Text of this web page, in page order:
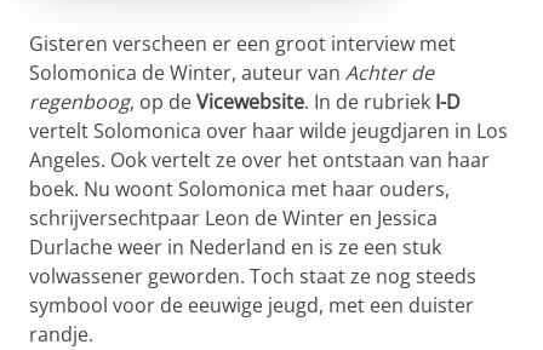
Gisteren verscheen er een groot interview met
Solomonica de Winter, auteur van Achter de
regenboog, op deVicewebsite. In de rubriek I-D
vertelt Solomonica over haar wilde jeugdjaren in Los
Angeles. Ook vertelt ze over het ontstaan van haar
boek. Nu woont Solomonica met haar ouders,
schrijversechtpaar Leon de Winter en Jessica
Durlache weer in Nederland en is ze een stuk
volwassener geworden. Toch staat ze nog steeds
symbool voor de eeuwige jeugd, met een duister
randje.